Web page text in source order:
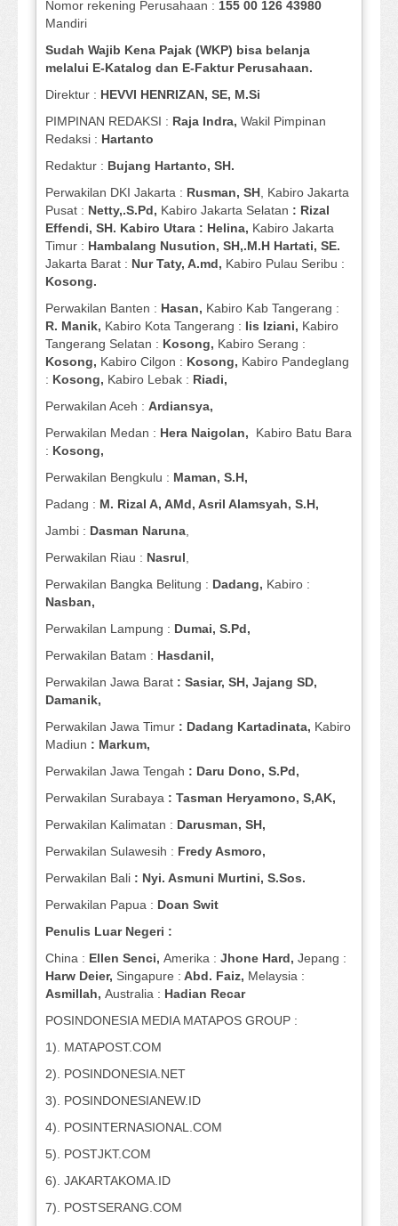
Nomor rekening Perusahaan : 155 00 126 43980
Mandiri
Sudah Wajib Kena Pajak (WKP) bisa belanja
melalui E-Katalog dan E-Faktur Perusahaan.
Direktur : HEVVI HENRIZAN, SE, M.Si
PIMPINAN REDAKSI : Raja Indra, Wakil Pimpinan
Redaksi : Hartanto
Redaktur : Bujang Hartanto, SH.
Perwakilan DKI Jakarta : Rusman, SH , Kabiro Jakarta
Pusat : Netty,.S.Pd, Kabiro Jakarta Selatan : Rizal
Effendi, SH. Kabiro Utara : Helina, Kabiro Jakarta
Timur : Hambalang Nusution, SH,.M.H Hartati, SE.
Jakarta Barat : Nur Taty, A.md, Kabiro Pulau Seribu :
Kosong.
Perwakilan Banten : Hasan, Kabiro Kab Tangerang :
R. Manik, Kabiro Kota Tangerang : Iis Iziani, Kabiro
Tangerang Selatan : Kosong, Kabiro Serang :
Kosong, Kabiro Cilgon : Kosong, Kabiro Pandeglang
: Kosong, Kabiro Lebak : Riadi,
Perwakilan Aceh : Ardiansya,
Perwakilan Medan : Hera Naigolan, Kabiro Batu Bara
: Kosong,
Perwakilan Bengkulu : Maman, S.H,
Padang : M. Rizal A, AMd, Asril Alamsyah, S.H,
Jambi : Dasman Naruna
Perwakilan Riau : Nasrul
Perwakilan Bangka Belitung : Dadang, Kabiro :
Nasban,
Perwakilan Lampung : Dumai, S.Pd,
Perwakilan Batam : Hasdanil,
Perwakilan Jawa Barat : Sasiar, SH, Jajang SD,
Damanik,
Perwakilan Jawa Timur : Dadang Kartadinata, Kabiro
Madiun : Markum,
Perwakilan Jawa Tengah : Daru Dono, S.Pd,
Perwakilan Surabaya : Tasman Heryamono, S,AK,
Perwakilan Kalimatan : Darusman, SH,
Perwakilan Sulawesih : Fredy Asmoro,
Perwakilan Bali : Nyi. Asmuni Murtini, S.Sos.
Perwakilan Papua : Doan Swit
Penulis Luar Negeri :
China : Ellen Senci, Amerika : Jhone Hard, Jepang :
Harw Deier, Singapure : Abd. Faiz, Melaysia :
Asmillah, Australia : Hadian Recar
POSINDONESIA MEDIA MATAPOS GROUP :
1). MATAPOST.COM
2). POSINDONESIA.NET
3). POSINDONESIANEW.ID
4). POSINTERNASIONAL.COM
5). POSTJKT.COM
6). JAKARTAKOMA.ID
7). POSTSERANG.COM